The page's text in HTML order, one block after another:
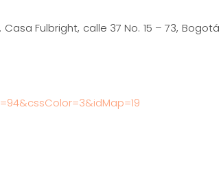
Fulbright, calle 37 No. 15 – 73,